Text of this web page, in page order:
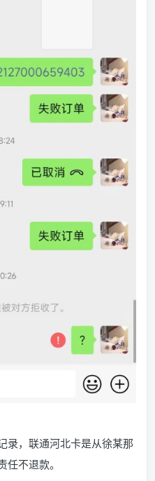
录，联通河北卡是从徐某那
不退款。